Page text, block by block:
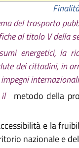
Finalità
del trasporto
al titolo V della
energetici, la
dei cittadini, in
il metodo della
e la
nazionale e